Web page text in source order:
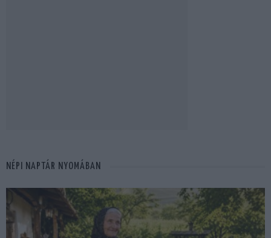
NÉPI NAPTÁR NYOMÁBAN